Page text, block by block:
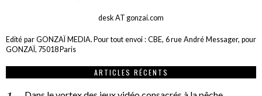
desk AT gonzai.com
Edité par GONZAÏ MEDIA. Pour tout envoi : CBE, 6 rue André Messager, pour
GONZAÏ, 75018 Paris
ARTICLES RÉCENTS